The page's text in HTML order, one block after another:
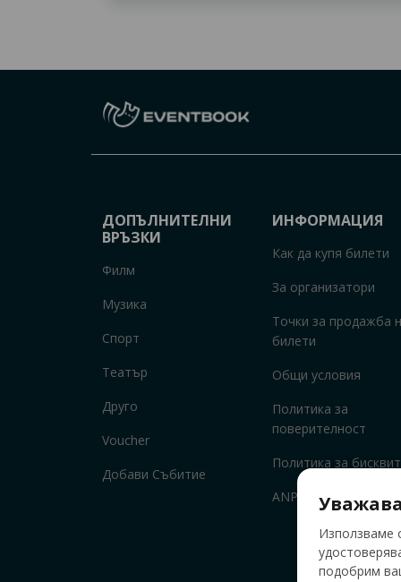
ДОПЪЛНИТЕЛНИ
ВРЪЗКИ
Филм
Музика
Спорт
Театър
Друго
Voucher
Добави Събитие
ИНФОРМАЦИЯ
Как да купя билети
За организатори
Точки за продажба
билети
Общи условия
Политика за
поверителност
Политика за
ANPC
Използваме
подобрим